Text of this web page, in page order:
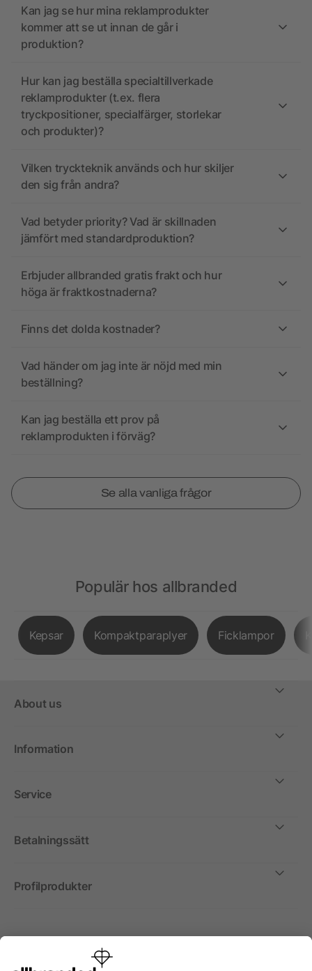
Kan jag se hur mina reklamprodukter
kommer att se ut innan de går i
produktion?
Hur kan jag beställa specialtillverkade
reklamprodukter (t.ex. flera
tryckpositioner, specialfärger, storlekar
och produkter)?
Vilken tryckteknik används och hur skiljer
den sig från andra?
Vad betyder priority? Vad är skillnaden
jämfört med standardproduktion?
Erbjuder allbranded gratis frakt och hur
höga är fraktkostnaderna?
Finns det dolda kostnader?
Vad händer om jag inte är nöjd med min
beställning?
Kan jag beställa ett prov på
reklamprodukten i förväg?
Se alla vanliga frågor
Populär hos allbranded
Kepsar Kompaktparaplyer Ficklampor
About us
Information
Service
Betalningssätt
Profilprodukter
Internationellt